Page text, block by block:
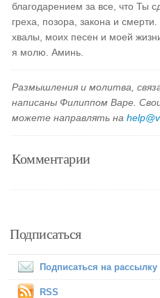
благодарением за все, что Ты
греха, позора, закона и
хвалы, моих песен и моей
я молю. Аминь.
Размышления и молитва,
написаны Филиппом Варе.
можете направлять на
Комментарии
Подписаться
Подписаться на рассылку
RSS